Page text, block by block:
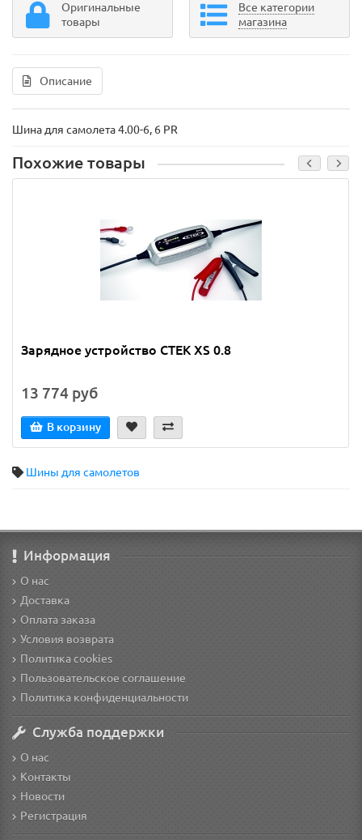
Оригинальные
товары
Все категории
магазина
Описание
Шина для самолета 4.00-6, 6 PR
Похожие товары
Зарядное устройство CTEK XS 0.8
13 774 руб
В корзину
Шины для самолетов
Информация
О нас
Доставка
Оплата заказа
Условия возврата
Политика cookies
Пользовательское соглашение
Политика конфиденциальности
Служба поддержки
О нас
Контакты
Новости
Регистрация